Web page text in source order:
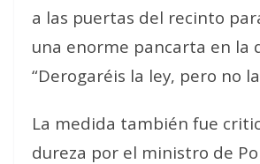
a las puertas del recinto
una enorme pancarta en la
“Derogaréis la ley, pero no
La medida también fue
dureza por el ministro de